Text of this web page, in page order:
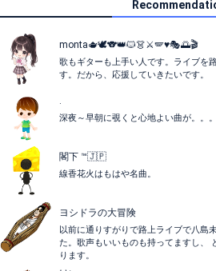
monta🫖🕊️🐨👑🐱👗⚔️🪽♥️🎭🌅🎬
歌もギターも上手い人です。ライブを
す。だから、応援していきたいです。
.
深夜～早朝に覗くと心地よい曲が。。
閣下 ™🇯🇵
線香花火はもはや名曲。
ヨシドラの大冒険
以前に通りすがりで路上ライブで八島
た。歌声もいいものも持ってますし、
ります。